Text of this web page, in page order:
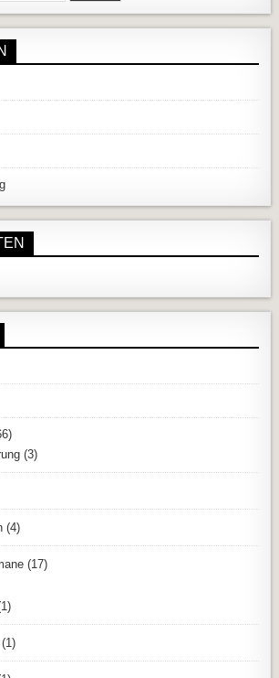
(3)
(4)
(17)
(1)